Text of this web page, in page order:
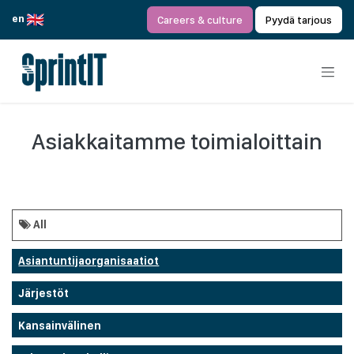
en
Careers & culture Pyydä tarjous
Asiakkaitamme toimialoittain
All
Asiantuntijaorganisaatiot
Järjestöt
Kansainvälinen